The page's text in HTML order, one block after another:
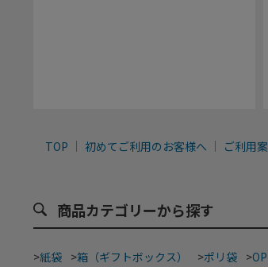
TOP 初めてご利用のお客様へ ご利用
商品カテゴリーから探す
>紙袋 >箱（ギフトボックス） >ポリ袋 >